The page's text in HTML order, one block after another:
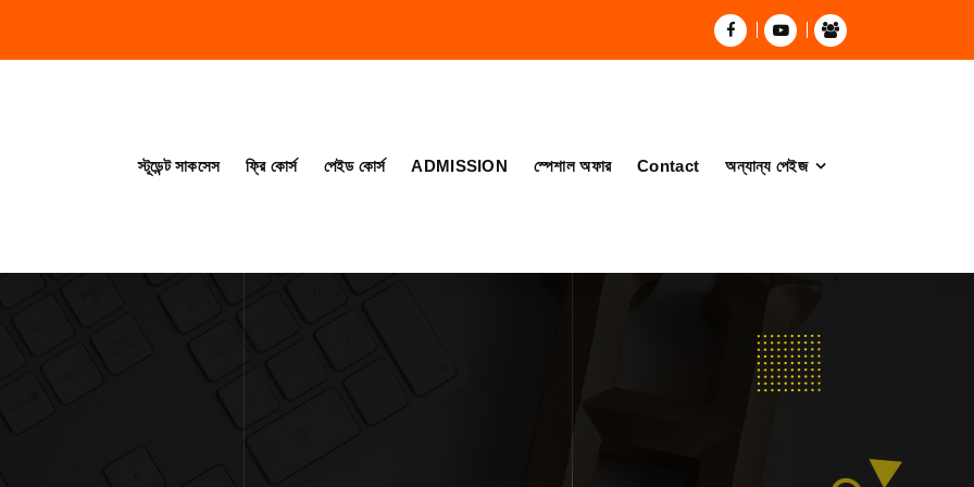
স্টূডেন্ট সাকসেস ফ্রি কোর্স পেইড কোর্স ADMISSION স্পেশাল অফার Contact অন্যান্য পেইজ